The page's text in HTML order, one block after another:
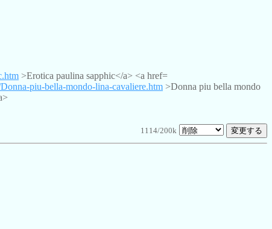
>Erotica paulina sapphic</a> <a href=
piu-bella-mondo-lina-cavaliere.htm >Donna piu bella mondo
1114/200k